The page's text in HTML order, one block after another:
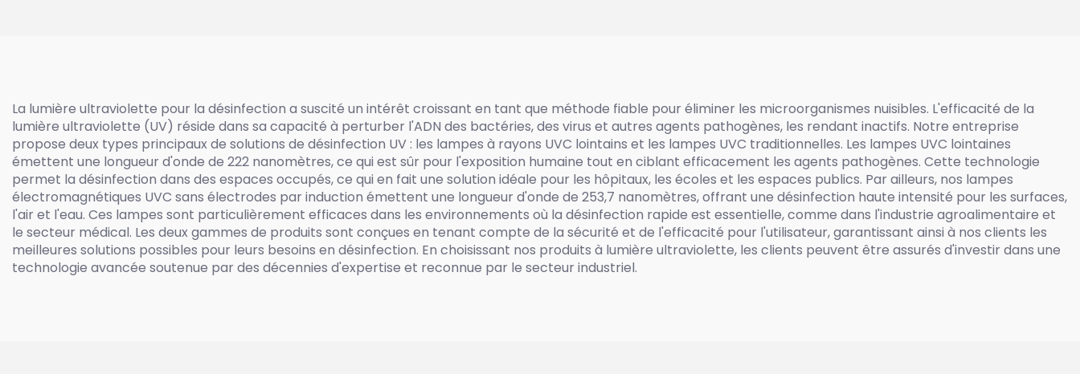
La lumière ultraviolette pour la désinfection a suscité un intérêt croissant en tant que méthode fiable pour éliminer les microorganismes nuisibles. L'efficacité de la
lumière ultraviolette (UV) réside dans sa capacité à perturber l'ADN des bactéries, des virus et autres agents pathogènes, les rendant inactifs. Notre entreprise
propose deux types principaux de solutions de désinfection UV : les lampes à rayons UVC lointains et les lampes UVC traditionnelles. Les lampes UVC lointaines
émettent une longueur d'onde de 222 nanomètres, ce qui est sûr pour l'exposition humaine tout en ciblant efficacement les agents pathogènes. Cette technologie
permet la désinfection dans des espaces occupés, ce qui en fait une solution idéale pour les hôpitaux, les écoles et les espaces publics. Par ailleurs, nos lampes
électromagnétiques UVC sans électrodes par induction émettent une longueur d'onde de 253,7 nanomètres, offrant une désinfection haute intensité pour les surfaces,
l'air et l'eau. Ces lampes sont particulièrement efficaces dans les environnements où la désinfection rapide est essentielle, comme dans l'industrie agroalimentaire et
le secteur médical. Les deux gammes de produits sont conçues en tenant compte de la sécurité et de l'efficacité pour l'utilisateur, garantissant ainsi à nos clients les
meilleures solutions possibles pour leurs besoins en désinfection. En choisissant nos produits à lumière ultraviolette, les clients peuvent être assurés d'investir dans une
technologie avancée soutenue par des décennies d'expertise et reconnue par le secteur industriel.